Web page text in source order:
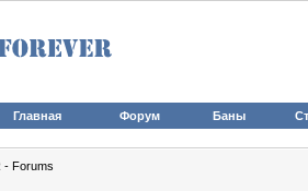
Главная Форум Баны
- Forums